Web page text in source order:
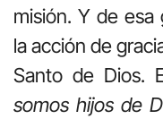
misión. Y de
la acción de
Santo de Dios.
somos hijos de